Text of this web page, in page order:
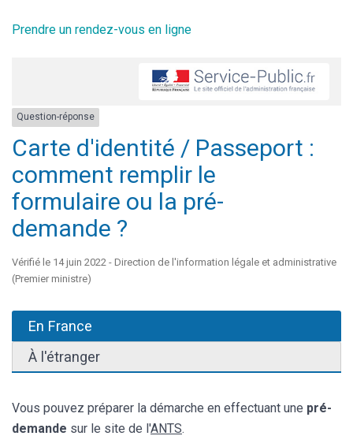
Prendre un rendez-vous en ligne
Question-réponse
Carte d'identité / Passeport :
comment remplir le
formulaire ou la pré-
demande ?
Vérifié le 14 juin 2022 - Direction de l'information légale et administrative
(Premier ministre)
En France
À l'étranger
Vous pouvez préparer la démarche en effectuant une pré-
demande sur le site de l'ANTS.